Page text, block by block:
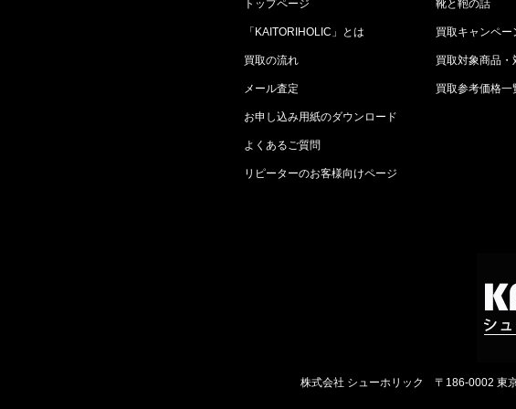
トップページ
「KAITORIHOLIC」とは
買取の流れ
メール査定
お申し込み用紙のダウンロード
よくあるご質問
リピーターのお客様向けページ
靴と鞄の話
買取キャンペー
買取対象商品・
買取参考価格一
株式会社 シューホリック 〒186-0002 東